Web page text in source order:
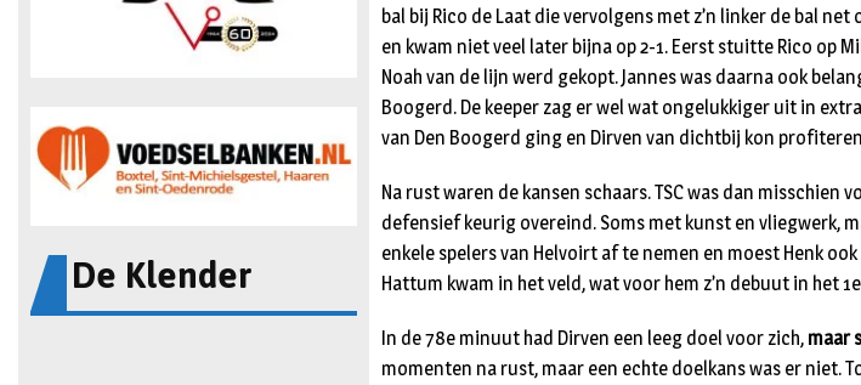
De Klender
bal bij Rico de Laat die vervolgens met z’n linker de bal
en kwam niet veel later bijna op 2-1. Eerst stuitte Rico op
Noah van de lijn werd gekopt. Jannes was daarna ook
Boogerd. De keeper zag er wel wat ongelukkiger uit in
van Den Boogerd ging en Dirven van dichtbij kon
Na rust waren de kansen schaars. TSC was dan
defensief keurig overeind. Soms met kunst en vliegwerk,
enkele spelers van Helvoirt af te nemen en moest Henk
Hattum kwam in het veld, wat voor hem z’n debuut in het
In de 78e minuut had Dirven een leeg doel voor zich, maar
momenten na rust, maar een echte doelkans was er niet.